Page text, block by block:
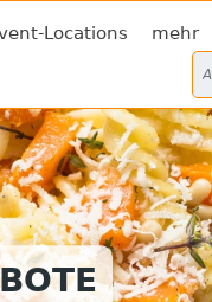
Locations mehr